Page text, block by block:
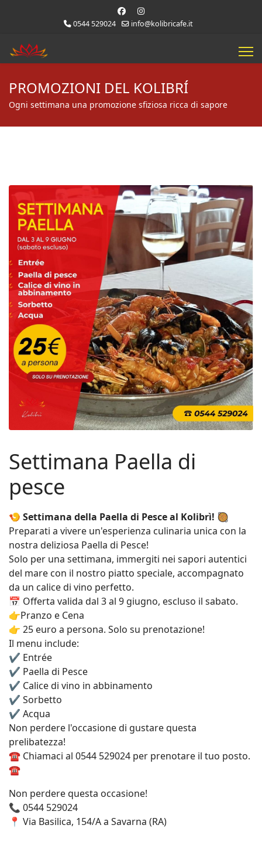
0544 529024 info@kolibricafe.it
PROMOZIONI DEL KOLIBRÍ
Ogni settimana una promozione sfiziosa ricca di sapore
Settimana Paella di
pesce
🍤 Settimana della Paella di Pesce al Kolibrì! 🥘
Preparati a vivere un'esperienza culinaria unica con la
nostra deliziosa Paella di Pesce!
Solo per una settimana, immergiti nei sapori autentici
del mare con il nostro piatto speciale, accompagnato
da un calice di vino perfetto.
📅 Offerta valida dal 3 al 9 giugno, escluso il sabato.
👉Pranzo e Cena
👉 25 euro a persona. Solo su prenotazione!
Il menu include:
✔️ Entrée
✔️ Paella di Pesce
✔️ Calice di vino in abbinamento
✔️ Sorbetto
✔️ Acqua
Non perdere l'occasione di gustare questa
prelibatezza!
☎️ Chiamaci al 0544 529024 per prenotare il tuo posto.
☎️
Non perdere questa occasione!
📞 0544 529024
📍 Via Basilica, 154/A a Savarna (RA)